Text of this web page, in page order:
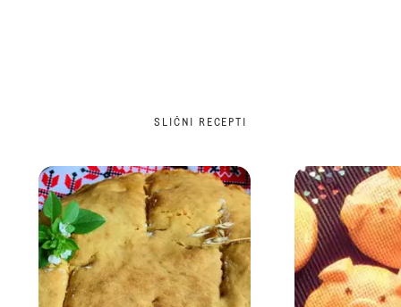
SLIČNI RECEPTI